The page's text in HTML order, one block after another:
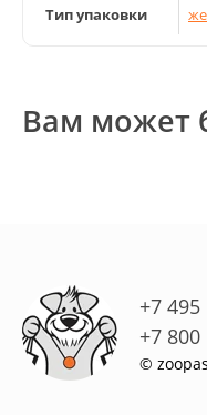
Тип упаковки
Вам может
+7
+7
©